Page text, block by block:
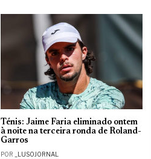
Ténis: Jaime Faria eliminado ontem
à noite na terceira ronda de Roland-
Garros
POR _LUSOJORNAL